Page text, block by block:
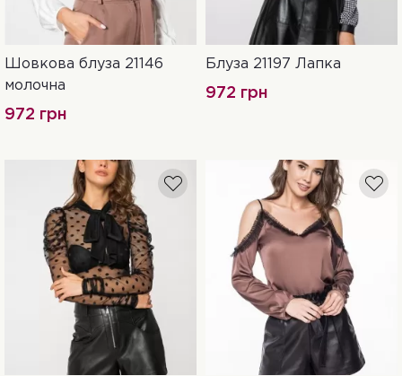
46
Шовкова блуза 21146
молочна
972 грн
42 44
Блуза 21197 Лапка
972 грн